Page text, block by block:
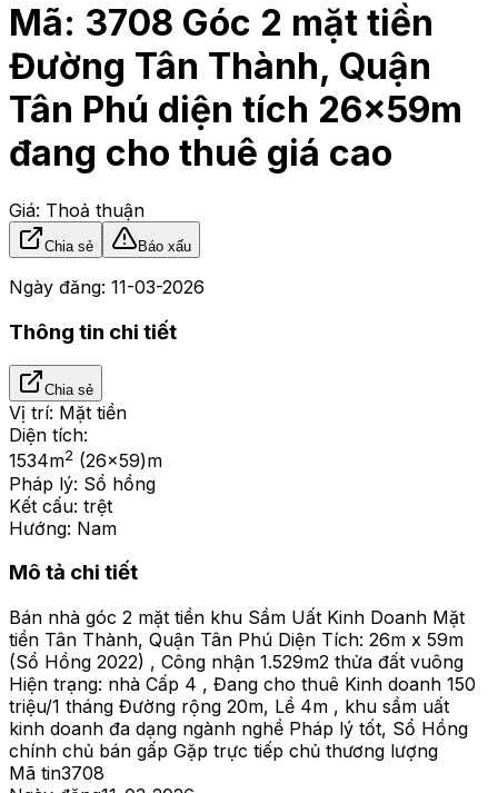
Mã: 3708 Góc 2 mặt tiền
Đường Tân Thành, Quận
Tân Phú diện tích 26x59m
đang cho thuê giá cao
Giá: Thoả thuận
Chia sẻ Báo xấu
Ngày đăng: 11-03-2026
Thông tin chi tiết
Chia sẻ
Vị trí: Mặt tiền
Diện tích:
1534m2 (26x59)m
Pháp lý: Sổ hồng
Kết cấu: trệt
Hướng: Nam
Mô tả chi tiết
Bán nhà góc 2 mặt tiền khu Sầm Uất Kinh Doanh Mặt
tiền Tân Thành, Quận Tân Phú Diện Tích: 26m x 59m
(Sổ Hồng 2022) , Công nhận 1.529m2 thửa đất vuông
Hiện trạng: nhà Cấp 4 , Đang cho thuê Kinh doanh 150
triệu/1 tháng Đường rộng 20m, Lề 4m , khu sầm uất
kinh doanh đa dạng ngành nghề Pháp lý tốt, Sổ Hồng
chính chủ bán gấp Gặp trực tiếp chủ thương lượng
Mã tin3708